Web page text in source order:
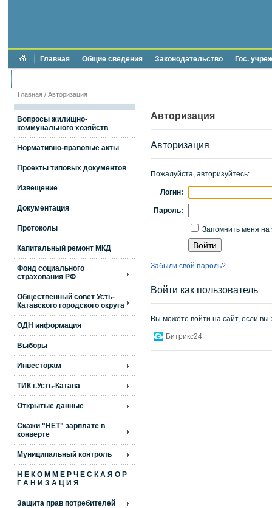
Главная Общие сведения Законодательство Гос.
Главная / Авторизация
Вопросы жилищно-
коммунального хозяйств
Нормативно-правовые акты
Проекты типовых документов
Извещение
Документация
Протоколы
Капитальный ремонт МКД
Фонд социального
страхования РФ
Общественный совет Усть-
Катавского городского округа
ОДН информация
Выборы
Инвесторам
ТИК г.Усть-Катава
Открытые данные
Скажи "НЕТ" зарплате в
конверте
Муниципальный контроль
Н Е К О М М Е Р Ч Е С К А Я О Р
Г А Н И З А Ц И Я
Защита прав потребителей
Авторизация
Авторизация
Пожалуйста, авторизуйтесь:
Логин:
Пароль:
Запомнить меня на
Забыли свой пароль?
Войти как пользователь
Вы можете войти на сайт, если вы
Битрикс24